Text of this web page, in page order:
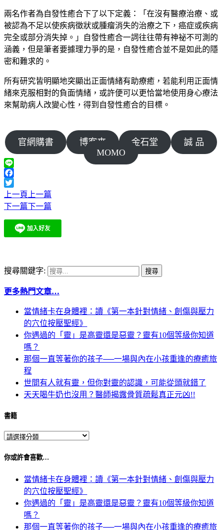
兩名作者為自發性癒合下了以下定義：「在沒有醫療治療、或
被認為不足以使疾病徵狀或腫瘤消失的治療之下，癌症或疾病
完全或部分消失掉。」自發性癒合一詞往往帶有神祕不可測的
涵義，但是筆者要據理力爭的是，自發性癒合並不是如此的隱
密和難求的。
所有研究皆明顯地突顯出正面情緒有助療癒，若能利用正面情
緒來克服相對的負面情緒，或許便可以更恰當地使用身心療法
來幫助病人改變心性，得到自發性癒合的目標。
官網購書 博客來 金石堂
誠 品
MOMO
Line
Facebook
Twitter
上一頁 上一篇
下一篇下一篇
搜尋關鍵字:
更多熱門文章…
當情緒卡在身體裡：讀《第一本針對情緒、創傷與壓力
的穴位按壓聖經》
你遇過的「靈」是高靈還是惡靈？靈有10個等級你知道
嗎？
那個一直等著你的孩子──一場與內在小孩重逢的療癒旅
程
世間有人就有靈，但你對靈的認識，可能從頭就錯了
天天喝牛奶也沒用？醫師揭露骨質疏鬆真正元凶!!
書籍
你或許會喜歡…
當情緒卡在身體裡：讀《第一本針對情緒、創傷與壓力
的穴位按壓聖經》
你遇過的「靈」是高靈還是惡靈？靈有10個等級你知道
嗎？
那個一直等著你的孩子──一場與內在小孩重逢的療癒旅